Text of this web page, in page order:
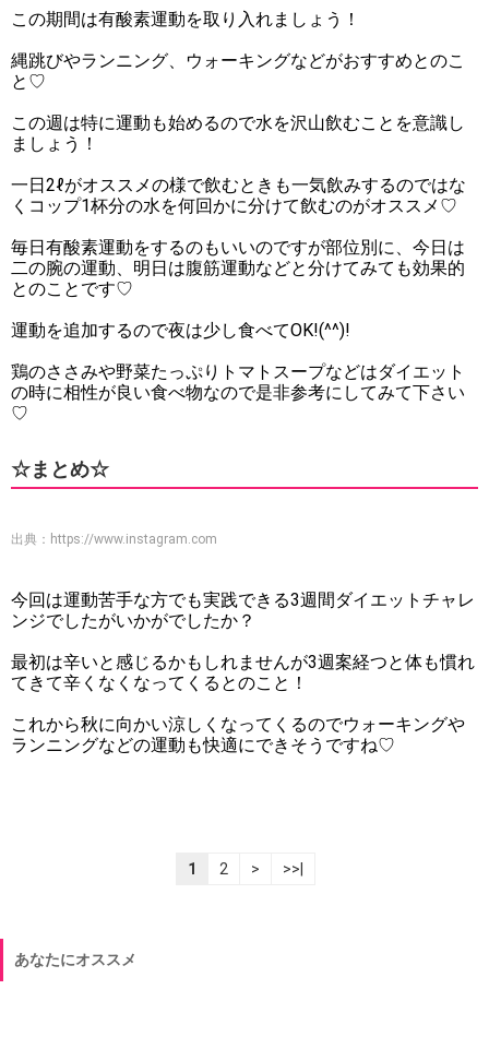
この期間は有酸素運動を取り入れましょう！
縄跳びやランニング、ウォーキングなどがおすすめとのこ
と♡
この週は特に運動も始めるので水を沢山飲むことを意識し
ましょう！
一日2ℓがオススメの様で飲むときも一気飲みするのではな
くコップ1杯分の水を何回かに分けて飲むのがオススメ♡
毎日有酸素運動をするのもいいのですが部位別に、今日は
二の腕の運動、明日は腹筋運動などと分けてみても効果的
とのことです♡
運動を追加するので夜は少し食べてOK!(^^)!
鶏のささみや野菜たっぷりトマトスープなどはダイエット
の時に相性が良い食べ物なので是非参考にしてみて下さい
♡
☆まとめ☆
出典： https://www.instagram.com
今回は運動苦手な方でも実践できる3週間ダイエットチャレ
ンジでしたがいかがでしたか？
最初は辛いと感じるかもしれませんが3週案経つと体も慣れ
てきて辛くなくなってくるとのこと！
これから秋に向かい涼しくなってくるのでウォーキングや
ランニングなどの運動も快適にできそうですね♡
1 2 > >>|
あなたにオススメ